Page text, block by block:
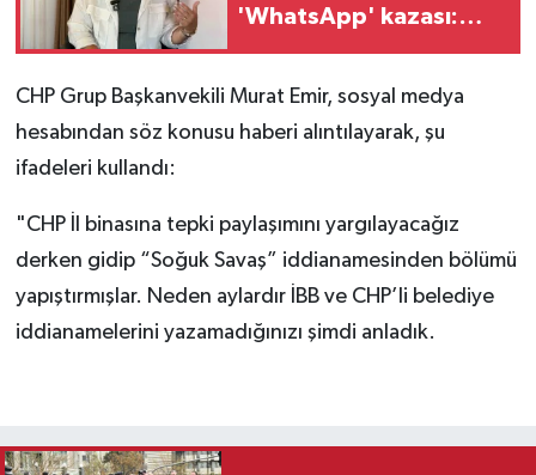
'WhatsApp' kazası:
CHP Grup Başkanvekili Murat Emir, sosyal medya
hesabından söz konusu haberi alıntılayarak, şu
ifadeleri kullandı:
"CHP İl binasına tepki paylaşımını yargılayacağız
derken gidip “Soğuk Savaş” iddianamesinden bölümü
yapıştırmışlar. Neden aylardır İBB ve CHP’li belediye
iddianamelerini yazamadığınızı şimdi anladık.